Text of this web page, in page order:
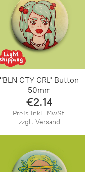
"BLN CTY GRL" Button
50mm
€2.14
Preis inkl. MwSt.
zzgl. Versand